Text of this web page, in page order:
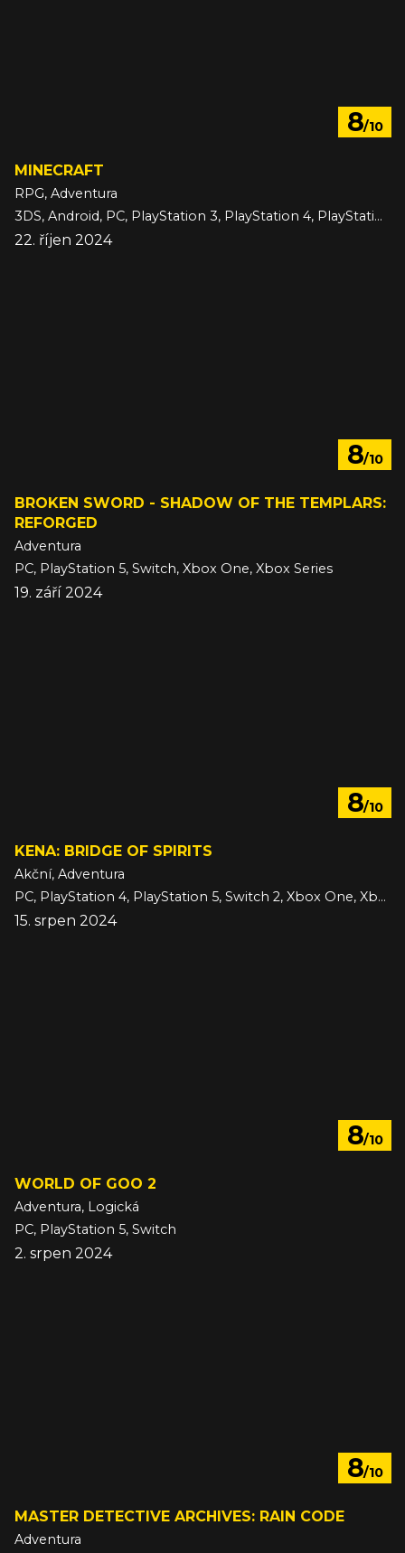
8/10
MINECRAFT
RPG, Adventura
3DS, Android, PC, PlayStation 3, PlayStation 4, PlayStation 5, Switch, Switch 2, VITA, Wii U, Xbox 360, Xbox One, Xbox Series, iOS
22. říjen 2024
8/10
BROKEN SWORD - SHADOW OF THE TEMPLARS:
REFORGED
Adventura
PC, PlayStation 5, Switch, Xbox One, Xbox Series
19. září 2024
8/10
KENA: BRIDGE OF SPIRITS
Akční, Adventura
PC, PlayStation 4, PlayStation 5, Switch 2, Xbox One, Xbox Series
15. srpen 2024
8/10
WORLD OF GOO 2
Adventura, Logická
PC, PlayStation 5, Switch
2. srpen 2024
8/10
MASTER DETECTIVE ARCHIVES: RAIN CODE
Adventura